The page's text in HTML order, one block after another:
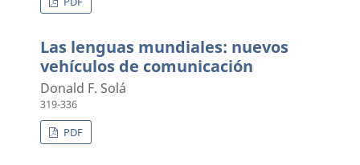
Las lenguas mundiales: nuevos
vehículos de comunicación
Donald F. Solá
319-336
PDF